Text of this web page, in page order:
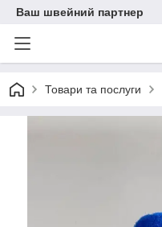
Ваш швейний партнер
Товари та послуги